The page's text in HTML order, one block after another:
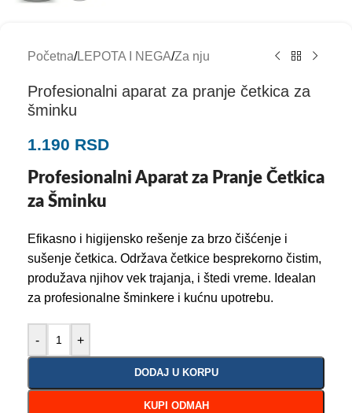
Početna/LEPOTA I NEGA/Za nju
Profesionalni aparat za pranje četkica za
šminku
1.190 RSD
Profesionalni Aparat za Pranje Četkica
za Šminku
Efikasno i higijensko rešenje za brzo čišćenje i
sušenje četkica. Održava četkice besprekorno čistim,
produžava njihov vek trajanja, i štedi vreme. Idealan
za profesionalne šminkere i kućnu upotrebu.
- +
DODAJ U KORPU
KUPI ODMAH